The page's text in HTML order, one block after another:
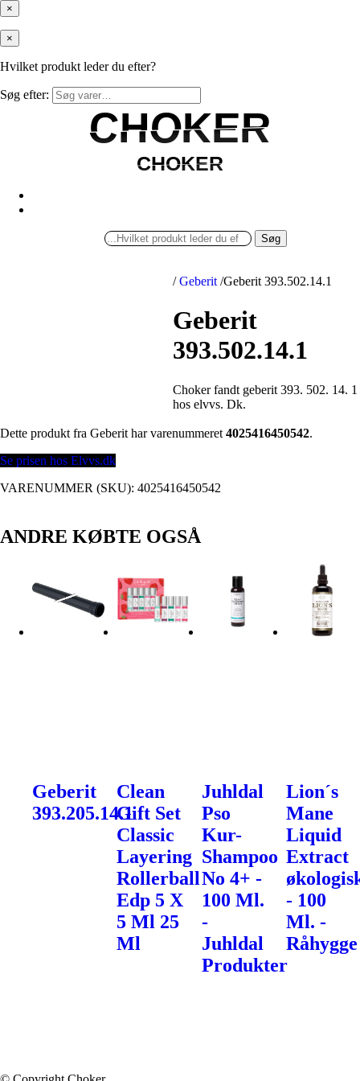
×
×
Hvilket produkt leder du efter?
Søg efter:
CHOKER
CHOKER
CHOKER
CHOKER
Søg
/ Geberit /Geberit 393.502.14.1
Geberit
393.502.14.1
Choker fandt geberit 393. 502. 14. 1
hos elvvs. Dk.
Dette produkt fra Geberit har varenummeret 4025416450542.
Se prisen hos Elvvs.dk
VARENUMMER (SKU): 4025416450542
ANDRE KØBTE OGSÅ
Geberit
393.205.14.1
Clean
Gift Set
Classic
Layering
Rollerball
Edp 5 X
5 Ml 25
Ml
Juhldal
Pso
Kur-
Shampoo
No 4+ -
100 Ml.
-
Juhldal
Produkter
Lion´s
Mane
Liquid
Extract
- 100
Ml. -
Råhygge